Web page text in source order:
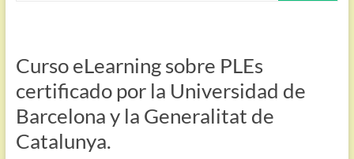
Curso eLearning sobre PLEs
certificado por la Universidad de
Barcelona y la Generalitat de
Catalunya.